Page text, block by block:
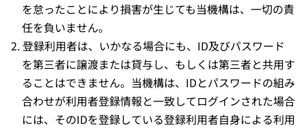
を怠ったことにより損害が生じても当機構は、一切の責
任を負いません。
登録利用者は、いかなる場合にも、ID及びパスワード
を第三者に譲渡または貸与し、もしくは第三者と共用す
ることはできません。当機構は、IDとパスワードの組み
合わせが利用者登録情報と一致してログインされた場合
には、そのIDを登録している登録利用者自身による利用